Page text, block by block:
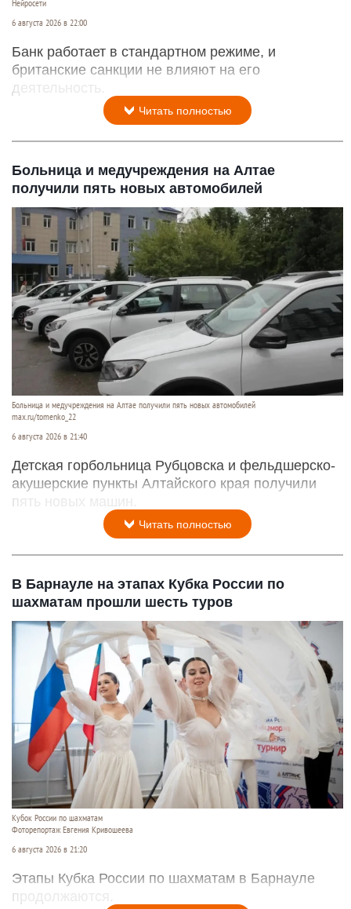
Нейросети
6 августа 2026 в 22:00
Банк работает в стандартном режиме, и
британские санкции не влияют на его
деятельность.
Читать полностью
Больница и медучреждения на Алтае
получили пять новых автомобилей
Больница и медучреждения на Алтае получили пять новых автомобилей
max.ru/tomenko_22
6 августа 2026 в 21:40
Детская горбольница Рубцовска и фельдшерско-
акушерские пункты Алтайского края получили
пять новых машин.
Читать полностью
В Барнауле на этапах Кубка России по
шахматам прошли шесть туров
Кубок России по шахматам
Фоторепортаж Евгения Кривошеева
6 августа 2026 в 21:20
Этапы Кубка России по шахматам в Барнауле
продолжаются.